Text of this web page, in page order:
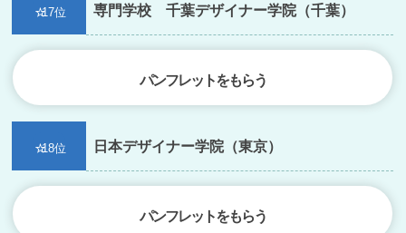
17位 専門学校 千葉デザイナー学院（千葉）
パンフレットをもらう
18位 日本デザイナー学院（東京）
パンフレットをもらう